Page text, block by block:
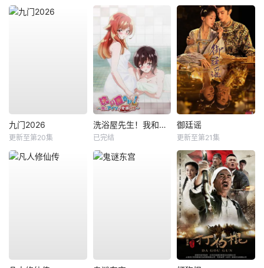
九门2026
更新至第20集
洗浴屋先生！我和那家伙在女浴池！？
已完结
御廷谣
更新至第21集